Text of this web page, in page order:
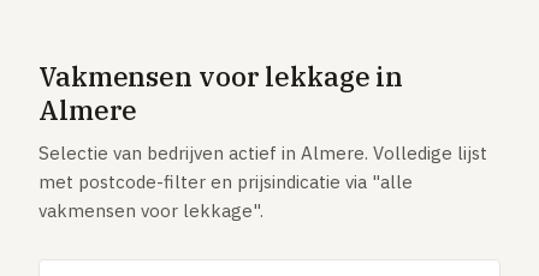
Spouwmuur isoleren
ELEKTRA
Groepenkast vervangen
Elektra uitbreiden
Vakmensen voor lekkage in
Almere
Selectie van bedrijven actief in Almere. Volledige lijst
met postcode-filter en prijsindicatie via "alle
vakmensen voor lekkage".